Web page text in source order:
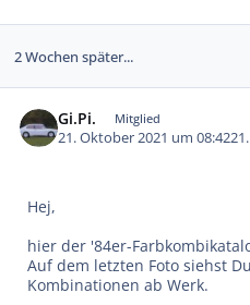
2 Wochen später...
Gi.Pi. Mitglied
21. Oktober 2021 um 08:42
Hej,
hier der '84er-
Auf dem letzten Foto siehst
Kombinationen ab Werk.